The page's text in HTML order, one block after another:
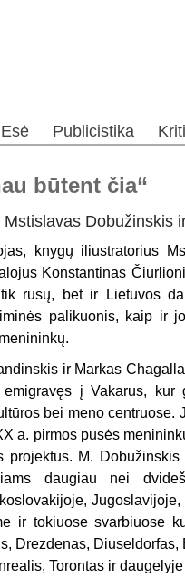
Esė Publicistika
būtent čia“
Mstislavas Dobužinskis
knygų iliustratorius
Konstantinas
rusų, bet ir Lietuvos
palikuonis, kaip ir
ir Markas
į Vakarus,
bei meno centruose.
a. pirmos pusės
M.
daugiau nei
ir tokiuose svarbiuose
Drezdenas,
Torontas ir daugelyje